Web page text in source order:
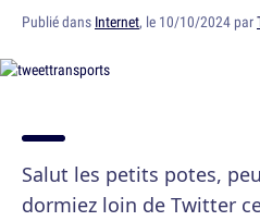
Publié dans Internet, le 10/10/2024 par
Salut les petits potes,
dormiez loin de Twitter